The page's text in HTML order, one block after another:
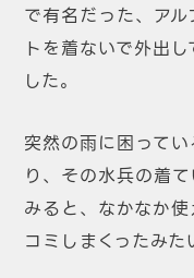
で有名だった、ア
トを着ないで外出
した。
突然の雨に困って
り、その水兵の着
みると、なかなか
コミしまくったみた